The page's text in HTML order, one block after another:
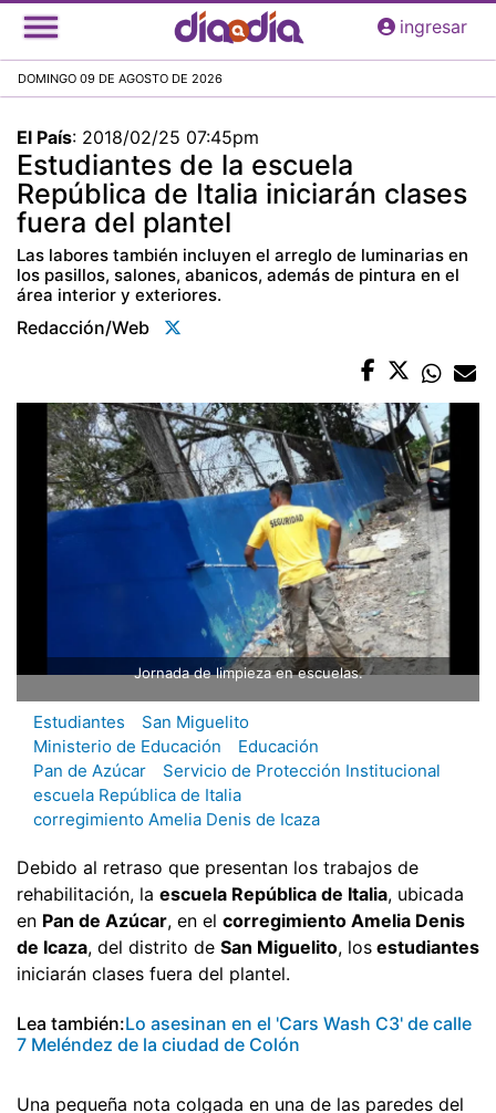
Pasar
al
principal
ingresar
DOMINGO 09 DE AGOSTO DE 2026
El País: 2018/02/25 07:45pm
Estudiantes de la escuela
República de Italia iniciarán clases
fuera del plantel
Las labores también incluyen el arreglo de luminarias en
los pasillos, salones, abanicos, además de pintura en el
área interior y exteriores.
Redacción/web
Jornada de limpieza en escuelas.
Estudiantes
San Miguelito
Ministerio de Educación
Educación
Pan de Azúcar
Servicio de Protección Institucional
escuela República de Italia
corregimiento Amelia Denis de Icaza
Debido al retraso que presentan los trabajos de
rehabilitación, la escuela República de Italia, ubicada
en Pan de Azúcar, en el corregimiento Amelia Denis
de Icaza, del distrito de San Miguelito, los estudiantes
iniciarán clases fuera del plantel.
Lea también:Lo asesinan en el 'Cars Wash C3' de calle
7 Meléndez de la ciudad de Colón
Una pequeña nota colgada en una de las paredes del